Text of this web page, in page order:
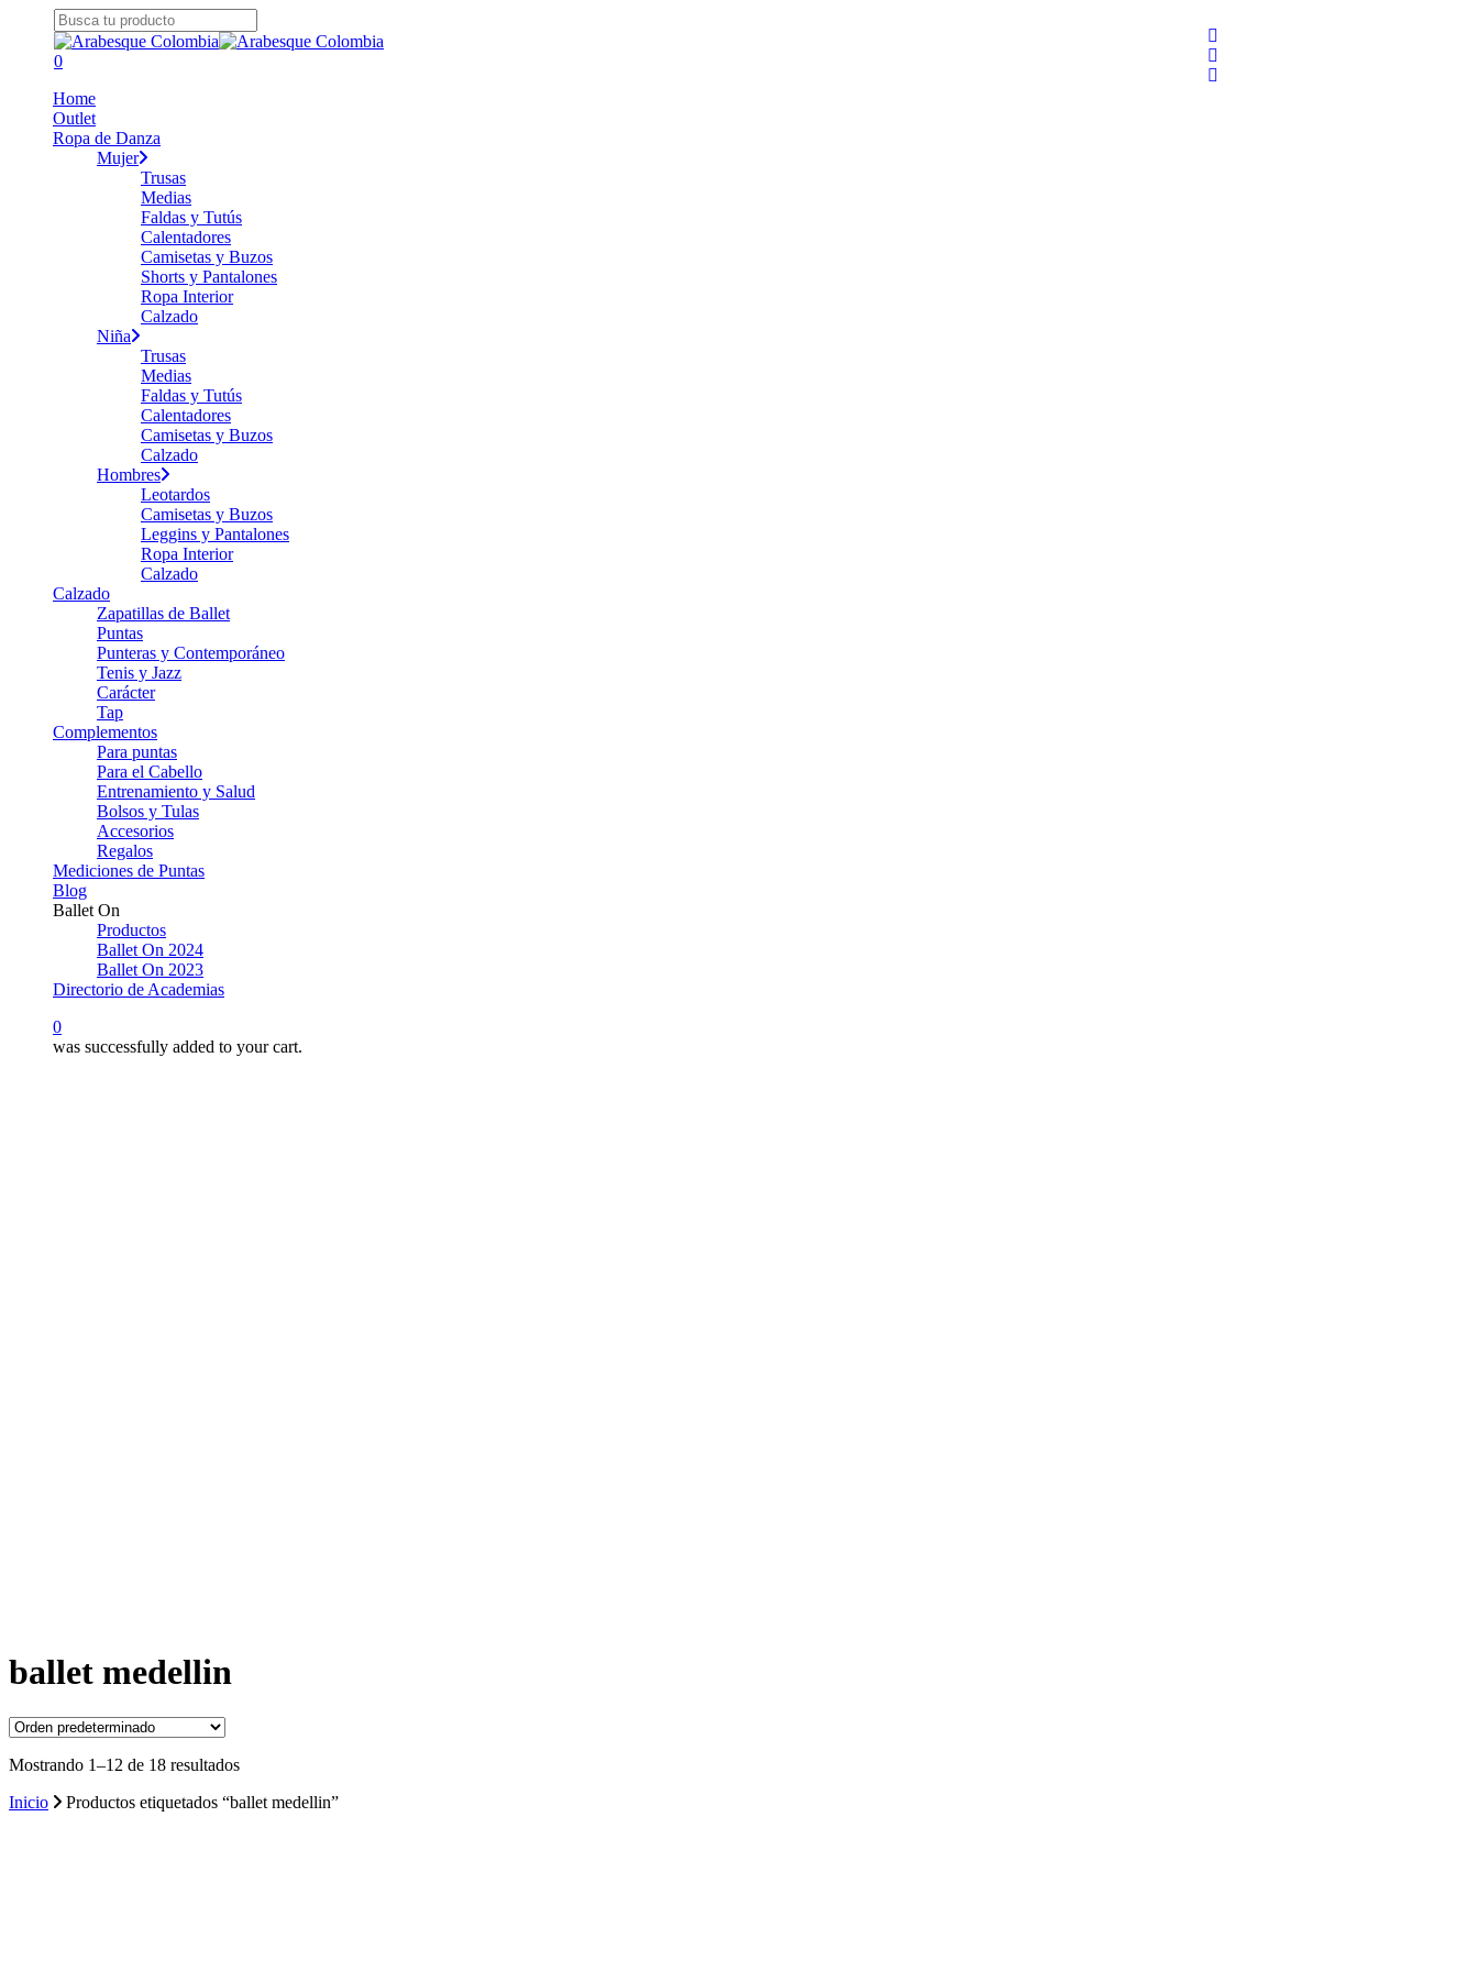
facebook
youtube
instagram
Close
Search
search
0
Home
Outlet
Ropa de Danza
Mujer
Trusas
Medias
Faldas y Tutús
Calentadores
Camisetas y Buzos
Shorts y Pantalones
Ropa Interior
Calzado
Niña
Trusas
Medias
Faldas y Tutús
Calentadores
Camisetas y Buzos
Calzado
Hombres
Leotardos
Camisetas y Buzos
Leggins y Pantalones
Ropa Interior
Calzado
Calzado
Zapatillas de Ballet
Puntas
Punteras y Contemporáneo
Tenis y Jazz
Carácter
Tap
Complementos
Para puntas
Para el Cabello
Entrenamiento y Salud
Bolsos y Tulas
Accesorios
Regalos
Mediciones de Puntas
Blog
Ballet On
Productos
Ballet On 2024
Ballet On 2023
Directorio de Academias
search
0
was successfully added to your cart.
ballet medellin
Mostrando 1–12 de 18 resultados
Inicio
Productos etiquetados “ballet medellin”